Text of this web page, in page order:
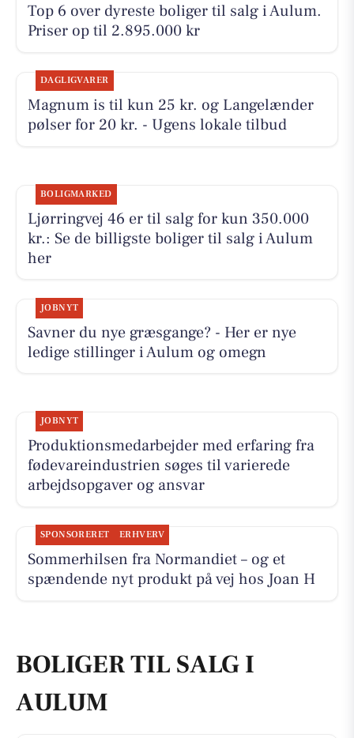
Top 6 over dyreste boliger til salg i Aulum.
Priser op til 2.895.000 kr
DAGLIGVARER
Magnum is til kun 25 kr. og Langelænder
pølser for 20 kr. - Ugens lokale tilbud
BOLIGMARKED
Ljørringvej 46 er til salg for kun 350.000
kr.: Se de billigste boliger til salg i Aulum
her
JOBNYT
Savner du nye græsgange? - Her er nye
ledige stillinger i Aulum og omegn
JOBNYT
Produktionsmedarbejder med erfaring fra
fødevareindustrien søges til varierede
arbejdsopgaver og ansvar
SPONSORERET ERHVERV
Sommerhilsen fra Normandiet – og et
spændende nyt produkt på vej hos Joan H
BOLIGER TIL SALG I
AULUM